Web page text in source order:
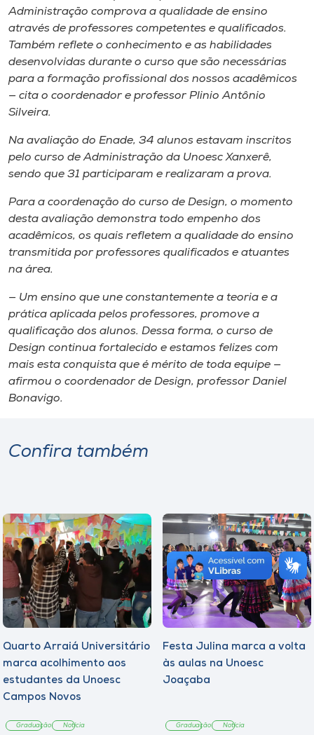
A-
Administração comprova a qualidade de ensino
através de professores competentes e qualificados.
Também reflete o conhecimento e as habilidades
desenvolvidas durante o curso que são necessárias
para a formação profissional dos nossos acadêmicos
— cita o coordenador e professor Plinio Antônio
Silveira.
Na avaliação do Enade, 34 alunos estavam inscritos
pelo curso de Administração da Unoesc Xanxerê,
sendo que 31 participaram e realizaram a prova.
Para a coordenação do curso de Design, o momento
desta avaliação demonstra todo empenho dos
acadêmicos, os quais refletem a qualidade do ensino
transmitida por professores qualificados e atuantes
na área.
— Um ensino que une constantemente a teoria e a
prática aplicada pelos professores, promove a
qualificação dos alunos. Dessa forma, o curso de
Design continua fortalecido e estamos felizes com
mais esta conquista que é mérito de toda equipe —
afirmou o coordenador de Design, professor Daniel
Bonavigo.
Confira também
Quarto Arraiá Universitário
marca acolhimento aos
estudantes da Unoesc
Campos Novos
Graduação Notícia
Festa Julina marca a volta
às aulas na Unoesc
Joaçaba
Graduação Notícia